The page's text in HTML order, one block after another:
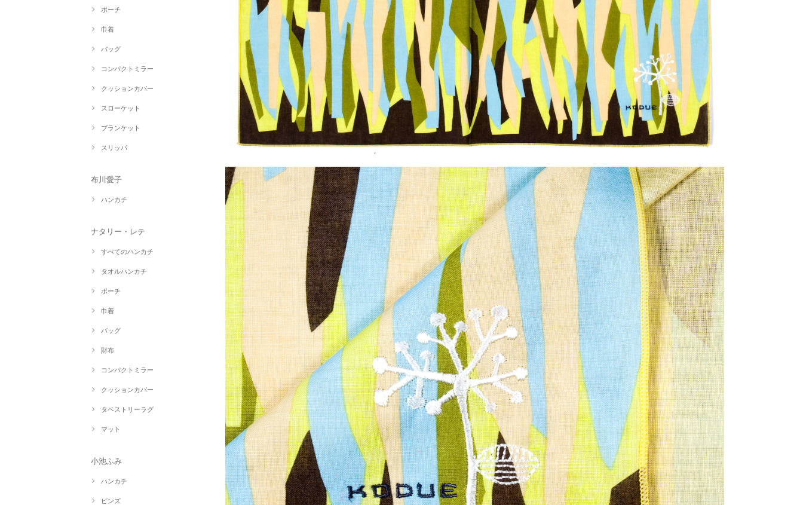
ポーチ
巾着
バッグ
コンパクトミラー
クッションカバー
スローケット
ブランケット
スリッパ
布川愛子
ハンカチ
ナタリー・レテ
すべてのハンカチ
タオルハンカチ
ポーチ
巾着
バッグ
財布
コンパクトミラー
クッションカバー
タペストリーラグ
マット
小池ふみ
ハンカチ
ピンズ